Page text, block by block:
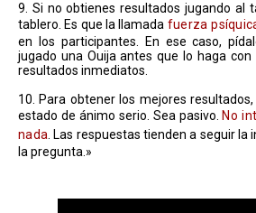
9. Si no obtienes resultados jugando al
tablero. Es que la llamada fuerza
en los participantes. En ese caso,
jugado una Ouija antes que lo haga
resultados inmediatos.
10. Para obtener los mejores
estado de ánimo serio. Sea pasivo. No
nada . Las respuestas tienden a seguir la
la pregunta.»